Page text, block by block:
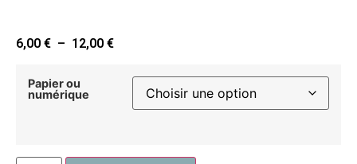
6,00 € – 12,00 €
Papier ou
numérique